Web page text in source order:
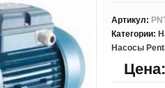
Артикул:
Категории:
Насосы
Цена: